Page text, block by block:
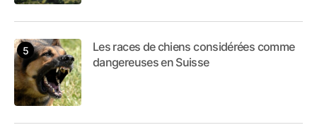
Les races de chiens considérées comme
dangereuses en Suisse